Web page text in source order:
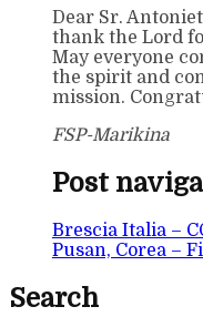
Dear Sr.
thank the Lord
May everyone
the spirit and
mission.
FSP-Marikina
Post
Brescia Italia –
Pusan, Corea –
Search